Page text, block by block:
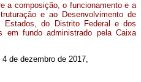
a composição, o funcionamento e a
e ao Desenvolvimento de
Estados, do Distrito Federal e dos
em fundo administrado pela Caixa
de dezembro de 2017,